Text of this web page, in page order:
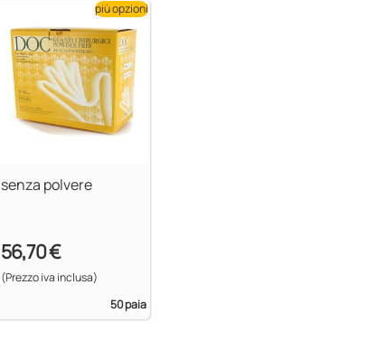
senza polvere
56,70 €
(Prezzo iva inclusa)
50 paia
più opzioni